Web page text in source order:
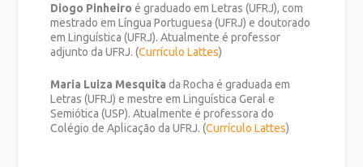
Diogo Pinheiro é graduado em Letras (UFRJ), com
mestrado em Língua Portuguesa (UFRJ) e doutorado
em Linguística (UFRJ). Atualmente é professor
adjunto da UFRJ. (Currículo Lattes)
Maria Luiza Mesquita da Rocha é graduada em
Letras (UFRJ) e mestre em Linguística Geral e
Semiótica (USP). Atualmente é professora do
Colégio de Aplicação da UFRJ. (Currículo Lattes)